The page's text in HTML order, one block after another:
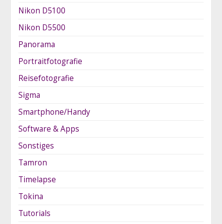
Nikon D5100
Nikon D5500
Panorama
Portraitfotografie
Reisefotografie
Sigma
Smartphone/Handy
Software & Apps
Sonstiges
Tamron
Timelapse
Tokina
Tutorials